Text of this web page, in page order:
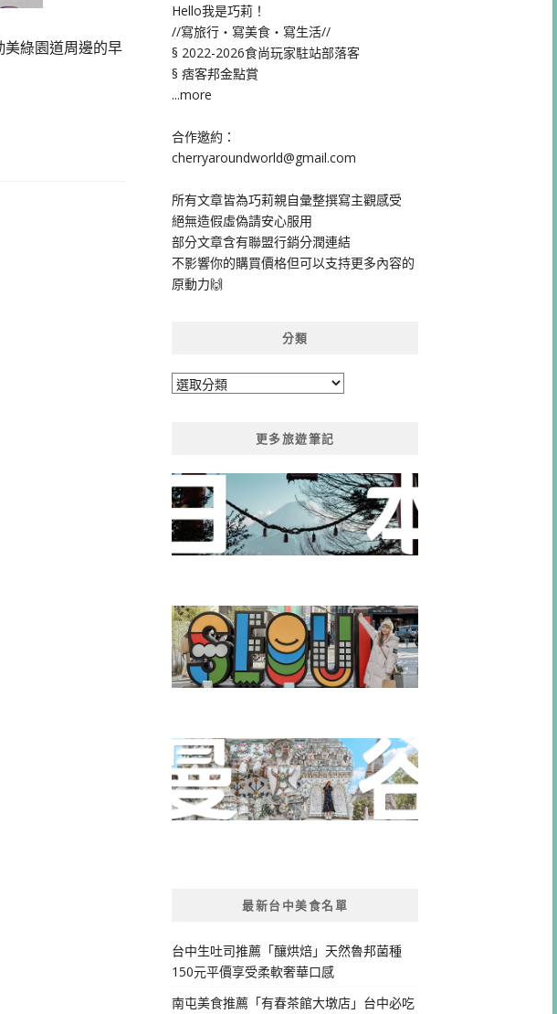
綠園道周邊的早
Hello我是巧莉！
//寫旅行・寫美食・寫生活//
§ 2022-2026食尚玩家駐站部落客
§ 痞客邦金點賞
...more
合作邀約：
cherryaroundworld@gmail.com
所有文章皆為巧莉親自彙整撰寫主觀感受
絕無造假虛偽請安心服用
部分文章含有聯盟行銷分潤連結
不影響你的購買價格但可以支持更多內容的
原動力🙌
分類
分
更多旅遊筆記
最新台中美食名單
台中生吐司推薦「釀烘焙」天然魯邦菌種
150元平價享受柔軟奢華口感
南屯美食推薦「有春茶館大墩店」台中必吃